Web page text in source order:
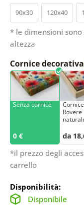
90x30 120x40
* le dimensioni
altezza
Cornice decorativa
Senza cornice
0 €
Rovere
da
*il prezzo degli
carrello
Disponibilità:
Disponibile